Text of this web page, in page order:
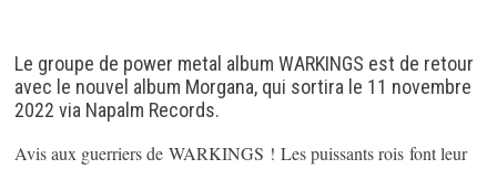
Le groupe de power metal album WARKINGS est de retour
avec le nouvel album Morgana, qui sortira le 11 novembre
2022 via Napalm Records.
Avis aux guerriers de WARKINGS ! Les puissants rois font leur